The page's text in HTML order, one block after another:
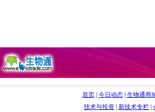
首页| 今日动态| 生物通商
技术与投资 新技术专栏